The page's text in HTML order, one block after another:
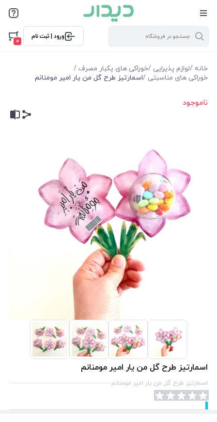
ورود | ثبت نام
0
خانه /لوازم پذیرایی /خوراکی های یکبار مصرف /
خوراکی های مناسبتی /اسمارتیز طرح گل من یار امیر مومنانم
ناموجود
اسمارتیز طرح گل من یار امیر مومنانم
اسمارتیز طرح گل من یار امیر مومنانم